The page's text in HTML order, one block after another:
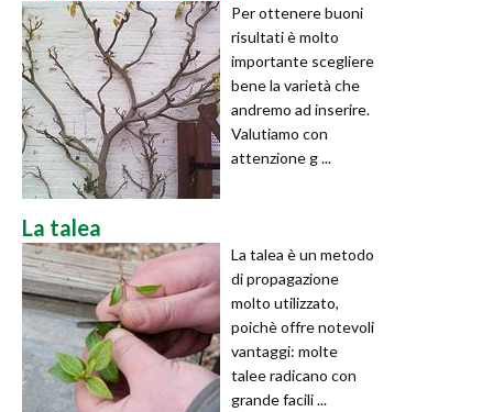
Per ottenere buoni
risultati è molto
importante scegliere
bene la varietà che
andremo ad inserire.
Valutiamo con
attenzione g ...
La talea
La talea è un metodo
di propagazione
molto utilizzato,
poichè offre notevoli
vantaggi: molte
talee radicano con
grande facili ...